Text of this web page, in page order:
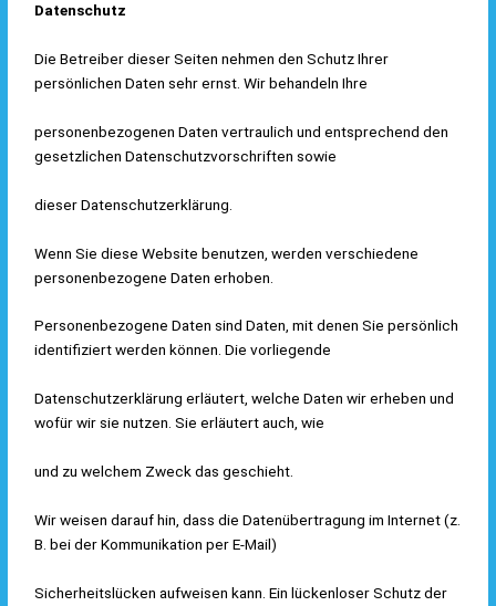
Datenschutz
Die Betreiber dieser Seiten nehmen den Schutz Ihrer
persönlichen Daten sehr ernst. Wir behandeln Ihre
personenbezogenen Daten vertraulich und entsprechend den
gesetzlichen Datenschutzvorschriften sowie
dieser Datenschutzerklärung.
Wenn Sie diese Website benutzen, werden verschiedene
personenbezogene Daten erhoben.
Personenbezogene Daten sind Daten, mit denen Sie persönlich
identifiziert werden können. Die vorliegende
Datenschutzerklärung erläutert, welche Daten wir erheben und
wofür wir sie nutzen. Sie erläutert auch, wie
und zu welchem Zweck das geschieht.
Wir weisen darauf hin, dass die Datenübertragung im Internet (z.
B. bei der Kommunikation per E-Mail)
Sicherheitslücken aufweisen kann. Ein lückenloser Schutz der